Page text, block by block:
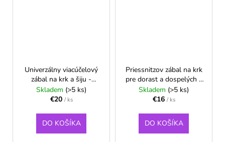
Univerzálny viacúčelový
zábal na krk a šiju -
zelený
Skladem (>5 ks)
€20 / ks
DO KOŠÍKA
Priessnitzov zábal na krk
pre dorast a dospelých -
Modrá
Skladem (>5 ks)
€16 / ks
DO KOŠÍKA